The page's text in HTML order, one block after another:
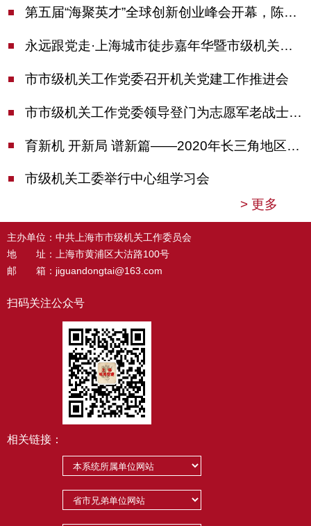
第五届“海聚英才”全球创新创业峰会开幕，陈吉宁出席并启动新一届大赛
永远跟党走·上海城市徒步嘉年华暨市级机关运动会开幕
市市级机关工作党委召开机关党建工作推进会
市市级机关工作党委领导登门为志愿军老战士佩戴纪念章
育新机 开新局 谱新篇——2020年长三角地区机关党建工作研讨会在南京召开
市级机关工委举行中心组学习会
> 更多